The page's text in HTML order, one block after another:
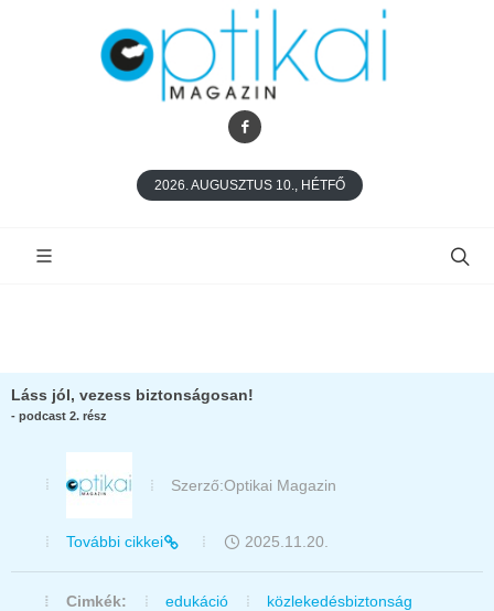
2026. AUGUSZTUS 10., HÉTFŐ
Láss jól, vezess biztonságosan!
- podcast 2. rész
Szerző:Optikai Magazin
További cikkei 2025.11.20.
Cimkék: edukáció
közlekedésbiztonság